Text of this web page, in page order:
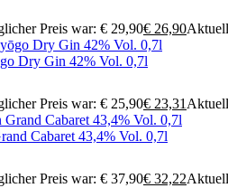
Preis war: € 29,90€ 26,90
Dry Gin 42% Vol. 0,7l
Preis war: € 25,90€ 23,31
Cabaret 43,4% Vol. 0,7l
Preis war: € 37,90€ 32,22